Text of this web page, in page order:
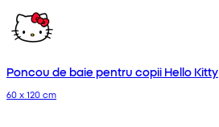
Poncou de baie pentru copii Hello Kitty
60 x 120 cm